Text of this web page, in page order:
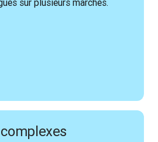
sur plusieurs marchés.